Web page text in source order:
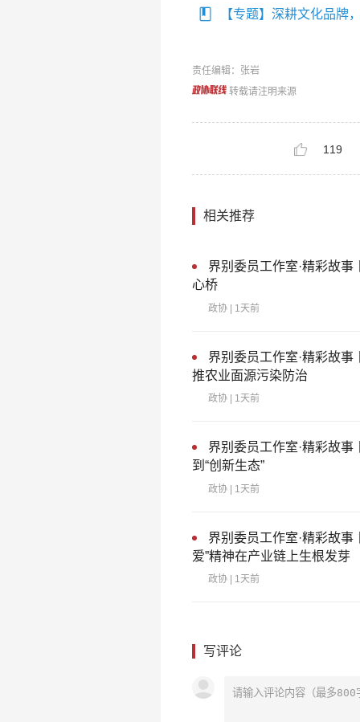
【专题】深耕文化品牌
责任编辑：张岩
转载请注明来源
119
相关推荐
界别委员工作室·精彩故
心桥
政协 | 1天前
界别委员工作室·精彩故事
推农业面源污染防治
政协 | 1天前
界别委员工作室·精彩故事
到“创新生态”
政协 | 1天前
界别委员工作室·精彩故
爱”精神在产业链上生根发芽
政协 | 1天前
写评论